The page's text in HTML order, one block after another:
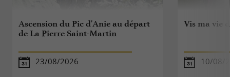
Ascension du Pic d'Anie au départ
de La Pierre Saint-Martin
23/08/2026
Vis ma vie
10/08/